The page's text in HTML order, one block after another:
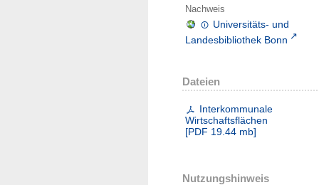
Nachweis
Universitäts- und
Landesbibliothek Bonn
Dateien
Interkommunale
Wirtschaftsflächen
[PDF 19.44 mb]
Nutzungshinweis